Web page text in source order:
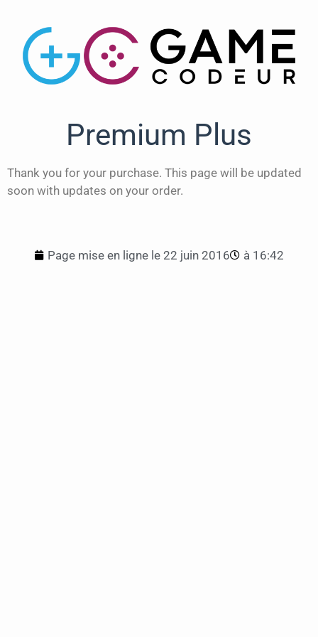
Premium Plus
Thank you for your purchase. This page will be updated
soon with updates on your order.
Page mise en ligne le 22 juin 2016 à 16:42